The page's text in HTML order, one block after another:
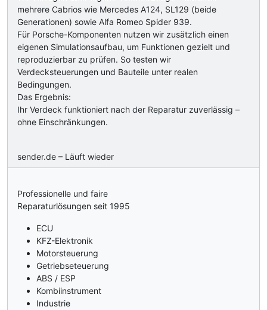
mehrere Cabrios wie Mercedes A124, SL129 (beide
Generationen) sowie Alfa Romeo Spider 939.
Für Porsche-Komponenten nutzen wir zusätzlich einen
eigenen Simulationsaufbau, um Funktionen gezielt und
reproduzierbar zu prüfen. So testen wir
Verdecksteuerungen und Bauteile unter realen
Bedingungen.
Das Ergebnis:
Ihr Verdeck funktioniert nach der Reparatur zuverlässig –
ohne Einschränkungen.
sender.de – Läuft wieder
Professionelle und faire
Reparaturlösungen seit 1995
ECU
KFZ-Elektronik
Motorsteuerung
Getriebseteuerung
ABS / ESP
Kombiinstrument
Industrie